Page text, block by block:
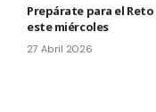
Prepárate para el Reto
este miércoles
27 Abril 2026